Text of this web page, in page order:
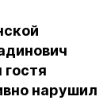
нарушил